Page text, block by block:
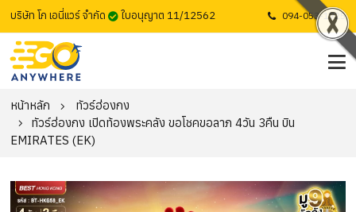
บริษัท โก เอนี่แวร์ จำกัด ใบอนุญาต 11/12562 094-053-1725
หน้าหลัก
ทัวร์ฮ่องกง
ทัวร์ฮ่องกง เปิดท้องพระคลัง ขอโชคขอลาภ 4วัน 3คืน บิน
EMIRATES (EK)